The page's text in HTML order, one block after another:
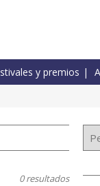
y premios
0 resultados